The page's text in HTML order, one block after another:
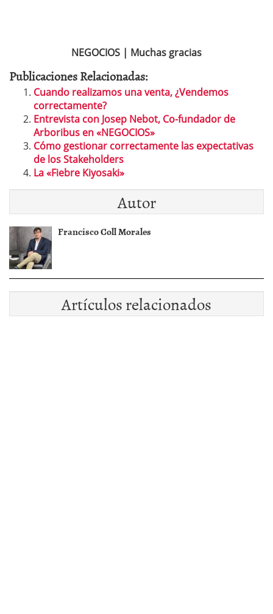
NEGOCIOS | Muchas gracias
Publicaciones Relacionadas:
Cuando realizamos una venta, ¿Vendemos
correctamente?
Entrevista con Josep Nebot, Co-fundador de
Arboribus en «NEGOCIOS»
Cómo gestionar correctamente las expectativas
de los Stakeholders
La «Fiebre Kiyosaki»
Autor
Francisco Coll Morales
Artículos relacionados